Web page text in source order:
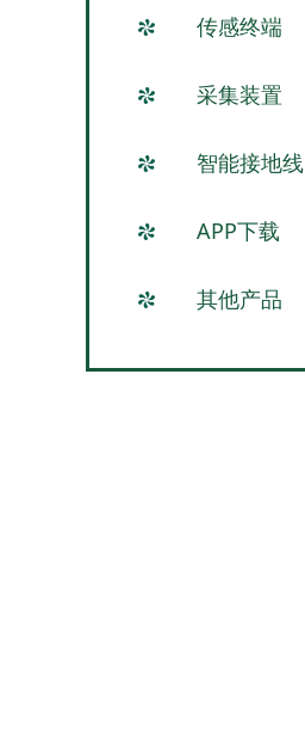
传感终端
采集装置
智能接地线
APP下载
其他产品